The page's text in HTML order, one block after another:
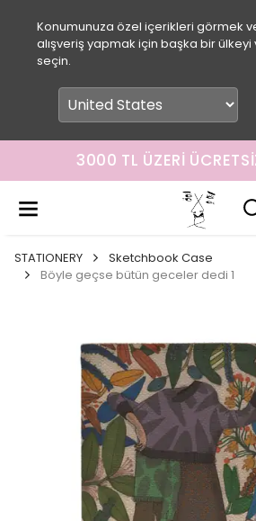
Konumunuza özel içerikleri görmek
alışveriş yapmak için başka bir
seçin.
3000 TL ÜZERI
STATIONERY
Sketchbook Case
Böyle geçse bütün geceler dedi 1